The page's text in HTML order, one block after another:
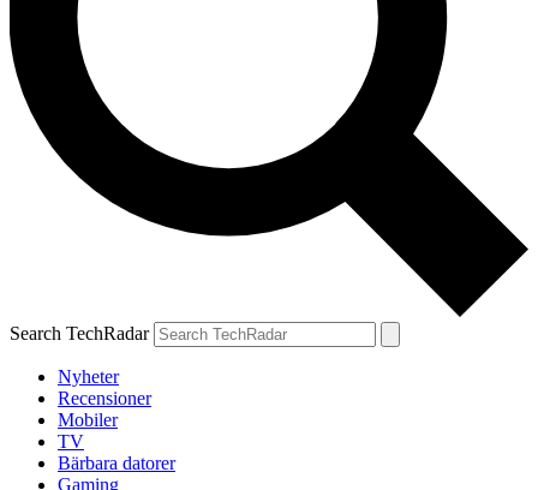
Search TechRadar
Nyheter
Recensioner
Mobiler
TV
Bärbara datorer
Gaming